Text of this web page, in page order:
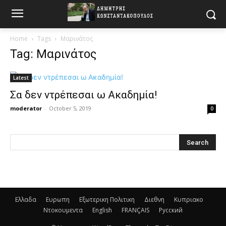
Home Tags Μαρινάτος
Tag: Μαρινάτος
Latest
Σα δεν ντρέπεσαι ω Ακαδημία!
moderator - October 5, 2019 0
Ελλαδα Ευρωπη Εξωτερικη Πολιτικη Διεθνη
Κυπριακο
Ντοκουμεντα
English FRANÇAIS Русский